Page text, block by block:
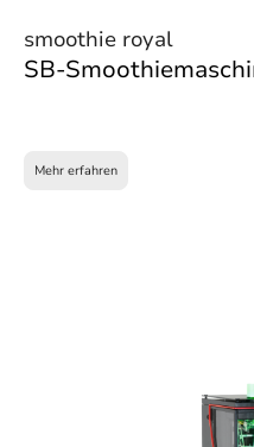
smoothie royal
SB-
Mehr erfahren